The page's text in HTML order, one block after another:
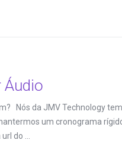
Áudio
Nós da JMV Technology
um cronograma
do ...